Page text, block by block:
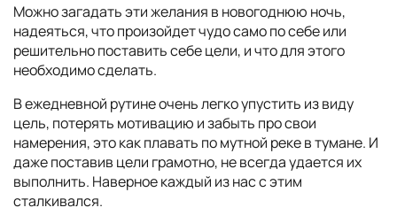
Можно загадать эти желания в новогоднюю ночь,
надеяться, что произойдет чудо само по себе или
решительно поставить себе цели, и что для этого
необходимо сделать.
В ежедневной рутине очень легко упустить из виду
цель, потерять мотивацию и забыть про свои
намерения, это как плавать по мутной реке в тумане. И
даже поставив цели грамотно, не всегда удается их
выполнить. Наверное каждый из нас с этим
сталкивался.